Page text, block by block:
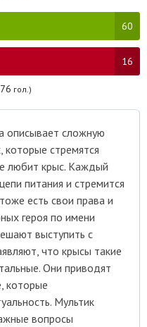
60
16
76 гол.)
описывает сложную
стремятся
любит крыс. Каждый
питания и стремится
есть свои права и
героя по имени
выступить с
что крысы такие
Они приводят
которые
Мультик
вопросы